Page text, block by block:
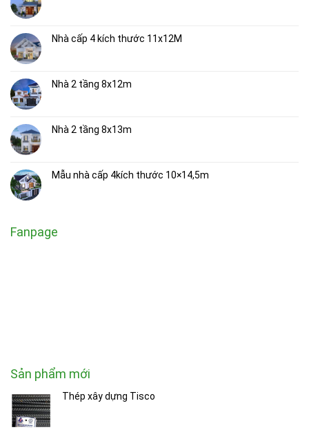
Nhà cấp 4 kích thước 11x12M
Nhà 2 tầng 8x12m
Nhà 2 tầng 8x13m
Mẫu nhà cấp 4kích thước 10×14,5m
Fanpage
Sản phẩm mới
Thép xây dựng Tisco